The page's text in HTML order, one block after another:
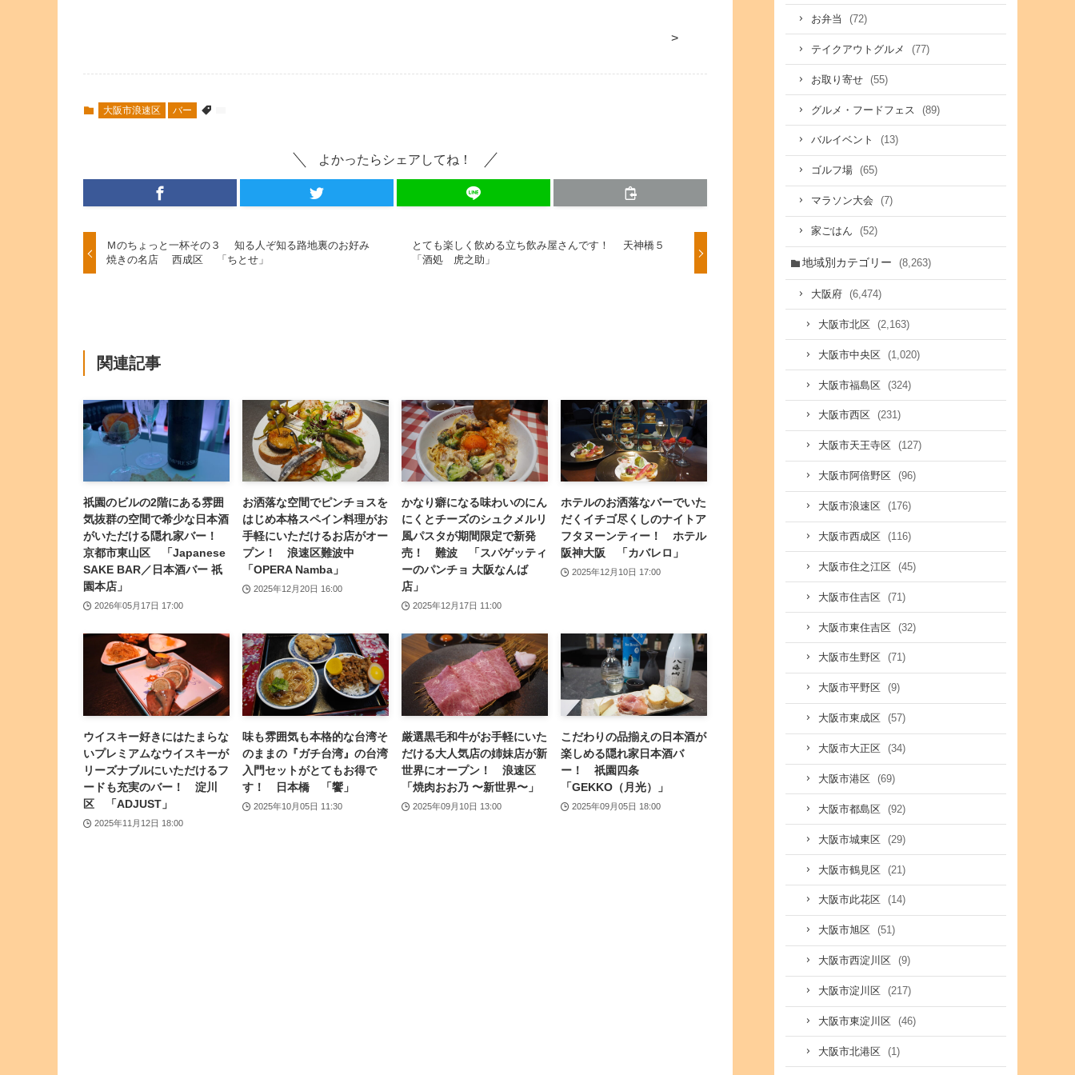
>
大阪市浪速区 バー
よかったらシェアしてね！
Ｍのちょっと一杯その３ 知る人ぞ知る路地裏のお好み
焼きの名店 西成区 「ちとせ」
とても楽しく飲める立ち飲み屋さんです！ 天神橋５
「酒処 虎之助」
関連記事
祇園のビルの2階にある雰囲
気抜群の空間で希少な日本酒
がいただける隠れ家バー！
京都市東山区 「Japanese
SAKE BAR／日本酒バー 祇
園本店」
2026年05月17日 17:00
お洒落な空間でピンチョスを
はじめ本格スペイン料理がお
手軽にいただけるお店がオー
プン！ 浪速区難波中
「OPERA Namba」
2025年12月20日 16:00
かなり癖になる味わいのにん
にくとチーズのシュクメルリ
風パスタが期間限定で新発
売！ 難波 「スパゲッティ
ーのパンチョ 大阪なんば
店」
2025年12月17日 11:00
ホテルのお洒落なバーでいた
だくイチゴ尽くしのナイトア
フタヌーンティー！ ホテル
阪神大阪 「カバレロ」
2025年12月10日 17:00
ウイスキー好きにはたまらな
いプレミアムなウイスキーが
リーズナブルにいただけるフ
ードも充実のバー！ 淀川
区 「ADJUST」
2025年11月12日 18:00
味も雰囲気も本格的な台湾そ
のままの『ガチ台湾』の台湾
入門セットがとてもお得で
す！ 日本橋 「饗」
2025年10月05日 11:30
厳選黒毛和牛がお手軽にいた
だける大人気店の姉妹店が新
世界にオープン！ 浪速区
「焼肉おお乃 〜新世界〜」
2025年09月10日 13:00
こだわりの品揃えの日本酒が
楽しめる隠れ家日本酒バ
ー！ 祇園四条
「GEKKO（月光）」
2025年09月05日 18:00
お弁当 (72)
テイクアウトグルメ (77)
お取り寄せ (55)
グルメ・フードフェス (89)
バルイベント (13)
ゴルフ場 (65)
マラソン大会 (7)
家ごはん (52)
地域別カテゴリー (8,263)
大阪府 (6,474)
大阪市北区 (2,163)
大阪市中央区 (1,020)
大阪市福島区 (324)
大阪市西区 (231)
大阪市天王寺区 (127)
大阪市阿倍野区 (96)
大阪市浪速区 (176)
大阪市西成区 (116)
大阪市住之江区 (45)
大阪市住吉区 (71)
大阪市東住吉区 (32)
大阪市生野区 (71)
大阪市平野区 (9)
大阪市東成区 (57)
大阪市大正区 (34)
大阪市港区 (69)
大阪市都島区 (92)
大阪市城東区 (29)
大阪市鶴見区 (21)
大阪市此花区 (14)
大阪市旭区 (51)
大阪市西淀川区 (9)
大阪市淀川区 (217)
大阪市東淀川区 (46)
大阪市北港区 (1)